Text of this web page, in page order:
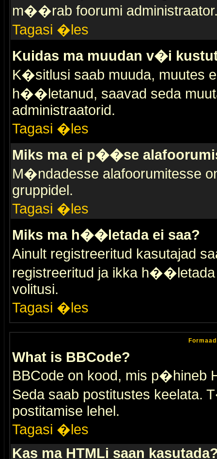
m��rab foorumi
Tagasi �les
Kuidas ma muudan v�i
K�sitlusi saab muuda, muutes
h��letanud, saavad seda
administraatorid.
Tagasi �les
Miks ma ei p��se
M�ndadesse alafoorumitesse
gruppidel.
Tagasi �les
Miks ma h��letada ei saa?
Ainult registreeritud kasutajad
registreeritud ja ikka h��letada
volitusi.
Tagasi �les
What is BBCode?
BBCode on kood, mis p�hineb
Seda saab postitustes keelata.
postitamise lehel.
Tagasi �les
Kas ma HTMLi saan